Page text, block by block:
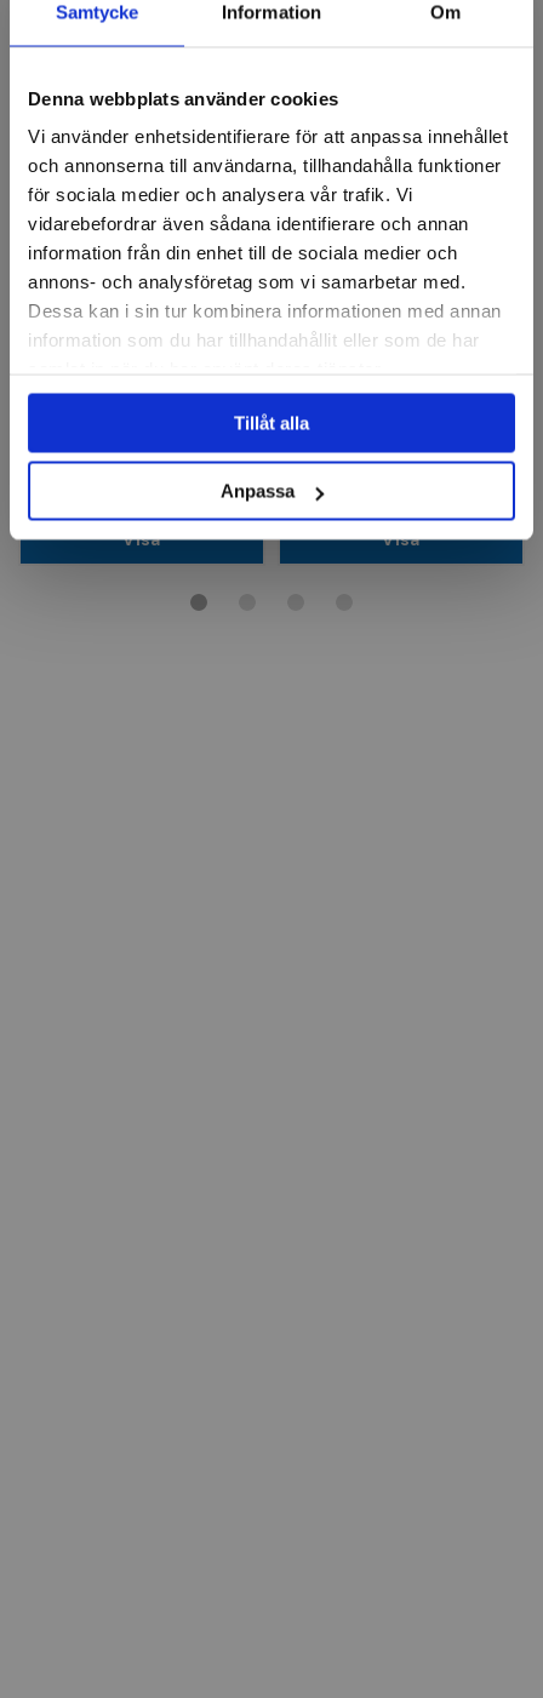
Samtycke Information Om
Denna webbplats använder cookies
Vi använder enhetsidentifierare för att anpassa innehållet
och annonserna till användarna, tillhandahålla funktioner
för sociala medier och analysera vår trafik. Vi
vidarebefordrar även sådana identifierare och annan
information från din enhet till de sociala medier och
annons- och analysföretag som vi samarbetar med.
Dessa kan i sin tur kombinera informationen med annan
information som du har tillhandahållit eller som de har
Tillåt alla
Anpassa
MULLER
Handbryne
355 kr
Visa
MULLER
Brynfil Kvadratiskt SIC
Finns i fler varianter
80 kr
Visa